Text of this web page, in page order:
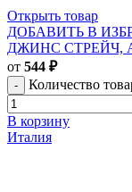
Открыть товар
ДОБАВИТЬ В
ДЖИНС СТРЕЙЧ,
от 544 ₽
Количество
В корзину
Италия